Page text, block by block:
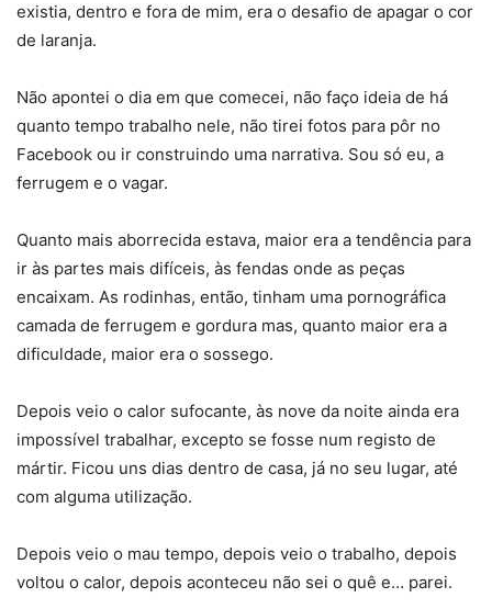
existia, dentro e fora de mim, era o desafio de apagar o cor
de laranja.
Não apontei o dia em que comecei, não faço ideia de há
quanto tempo trabalho nele, não tirei fotos para pôr no
Facebook ou ir construindo uma narrativa. Sou só eu, a
ferrugem e o vagar.
Quanto mais aborrecida estava, maior era a tendência para
ir às partes mais difíceis, às fendas onde as peças
encaixam. As rodinhas, então, tinham uma pornográfica
camada de ferrugem e gordura mas, quanto maior era a
dificuldade, maior era o sossego.
Depois veio o calor sufocante, às nove da noite ainda era
impossível trabalhar, excepto se fosse num registo de
mártir. Ficou uns dias dentro de casa, já no seu lugar, até
com alguma utilização.
Depois veio o mau tempo, depois veio o trabalho, depois
voltou o calor, depois aconteceu não sei o quê e… parei.